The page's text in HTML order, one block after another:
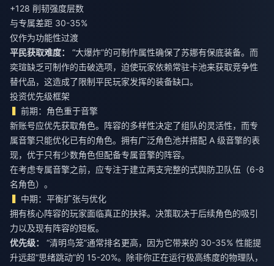
+128 削韧强度层数
与专属差距 30-35%
仅作为功能性过渡
平民获取难度：
“大爆炸”的可制作属性确保了苏娜有保底装备。而
奕瑄缺乏可制作的击破选项，迫使玩家依赖常驻卡池来获取竞争性
替代品，这造成了限制平民玩家发挥的装备缺口。
投资优先级框架
前期：角色重于音擎
新账号应优先获取角色。阵容的多样性决定了组队的灵活性，而专
属音擎只能优化已有的角色。拥有广泛角色池并搭配 A 级音擎的表
现，优于只有少数角色但配备专属音擎的阵容。
在考虑专属音擎之前，应专注于建立两支完整的式舆防卫队伍（6-8
名角色）。
中期：平衡扩张与优化
拥有核心阵容的玩家面临真正的抉择。决策取决于后续角色的吸引
力以及现有阵容的短板。
优先级：
“清明鸟笼”通常排名更高，因为它带来的 30-35% 性能提
升远超“思绪跳动”的 15-20%。除非你正在运行极高练度的物理队，